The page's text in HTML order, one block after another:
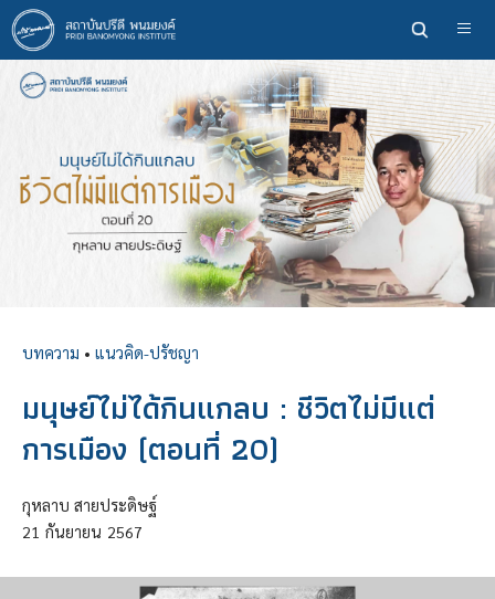
ข้าม
ไป
ยัง
เนื้อหา
บทความ • แนวคิด-ปรัชญา
มนุษย์ไม่ได้กินแกลบ : ชีวิตไม่มีแต่
การเมือง (ตอนที่ 20)
กุหลาบ สายประดิษฐ์
21 กันยายน 2567